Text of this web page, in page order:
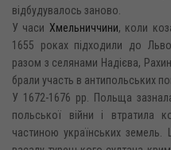
відбудувалось заново.
У часи Хмельниччини, коли
1655 роках підходили до
разом з селянами Надієва,
брали участь в антипольських
У 1672-1676 pp. Польща
польської війни і втратила
частиною українських